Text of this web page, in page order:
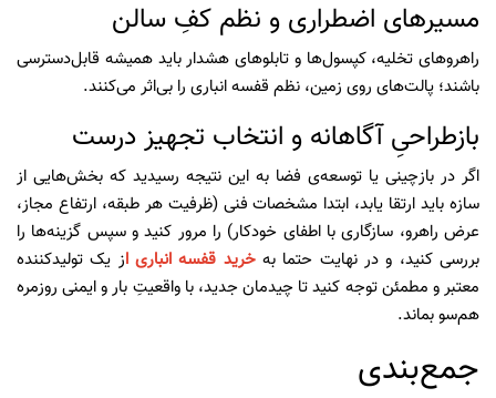
مسیرهای اضطراری و نظم کفِ سالن
راهروهای تخلیه، کپسول‌ها و تابلوهای هشدار باید همیشه قابل‌دسترسی
باشند؛ پالت‌های روی زمین، نظم قفسه انباری را بی‌اثر می‌کنند.
بازطراحیِ آگاهانه و انتخاب تجهیز درست
اگر در بازچینی یا توسعه‌ی فضا به این نتیجه رسیدید که بخش‌هایی از
سازه باید ارتقا یابد، ابتدا مشخصات فنی (ظرفیت هر طبقه، ارتفاع مجاز،
عرض راهرو، سازگاری با اطفای خودکار) را مرور کنید و سپس گزینه‌ها را
بررسی کنید، و در نهایت حتما به خرید قفسه انباریاز یک تولیدکننده
معتبر و مطمئن توجه کنید تا چیدمان جدید، با واقعیتِ بار و ایمنی روزمره
هم‌سو بماند.
جمع‌بندی